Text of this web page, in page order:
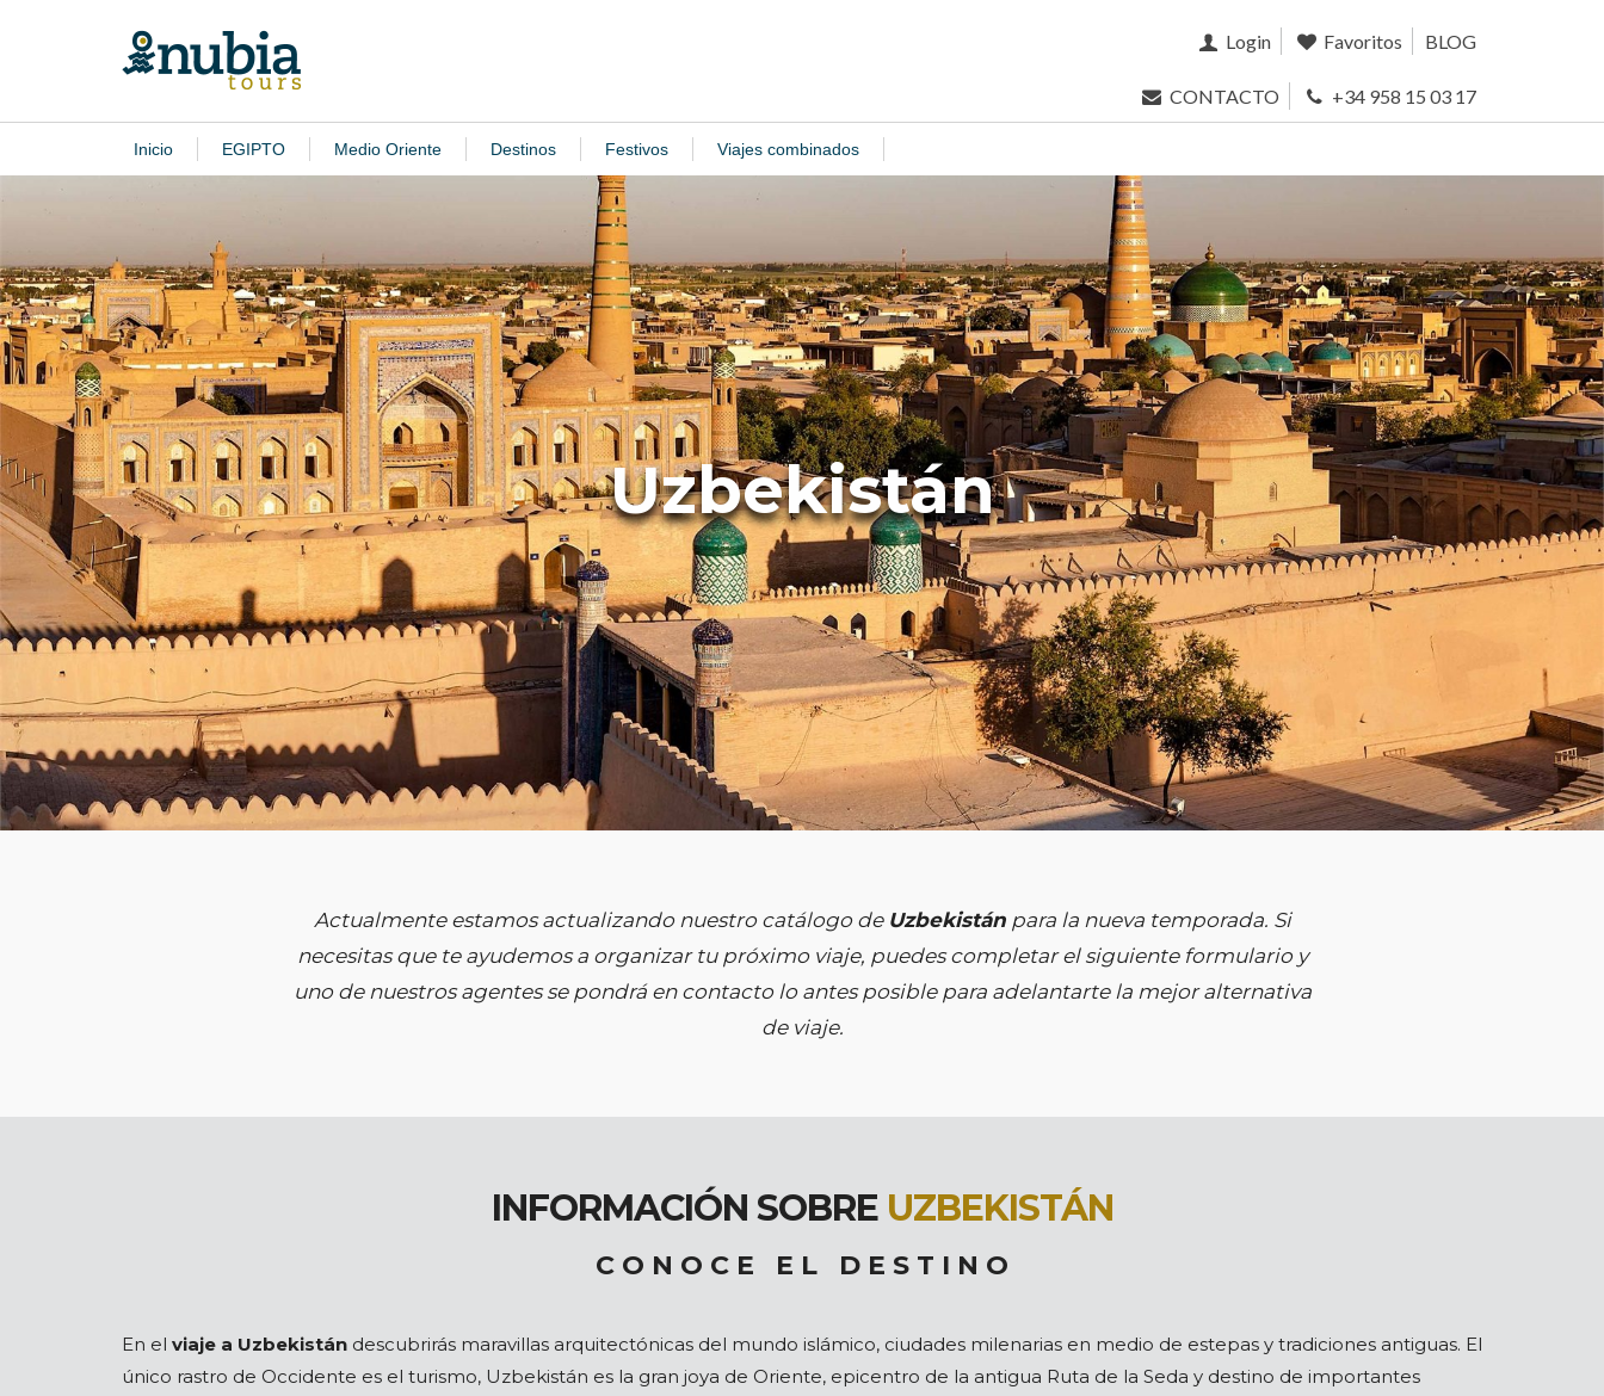
Login Favoritos BLOG
CONTACTO +34 958 15 03 17
Inicio EGIPTO Medio Oriente Destinos Festivos Viajes combinados
Uzbekistán
Actualmente estamos actualizando nuestro catálogo de Uzbekistánpara la nueva temporada. Si
necesitas que te ayudemos a organizar tu próximo viaje, puedes completar el siguiente formulario y
uno de nuestros agentes se pondrá en contacto lo antes posible para adelantarte la mejor alternativa
de viaje.
INFORMACIÓN SOBRE UZBEKISTÁN
C O N O C E E L D E S T I N O
En el viaje a Uzbekistán descubrirás maravillas arquitectónicas del mundo islámico, ciudades milenarias en medio de estepas y tradiciones antiguas. El
único rastro de Occidente es el turismo, Uzbekistán es la gran joya de Oriente, epicentro de la antigua Ruta de la Seda y destino de importantes